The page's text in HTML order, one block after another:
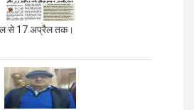
से 17 अप्रैल तक।